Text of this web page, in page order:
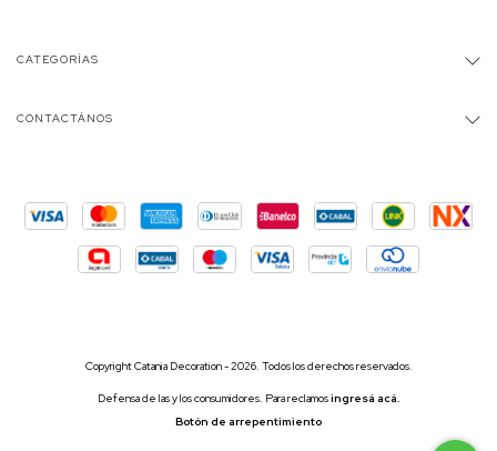
CATEGORÍAS
CONTACTÁNOS
Copyright Catania Decoration - 2026. Todos los derechos reservados.
Defensa de las y los consumidores. Para reclamosingresá acá.
Botón de arrepentimiento